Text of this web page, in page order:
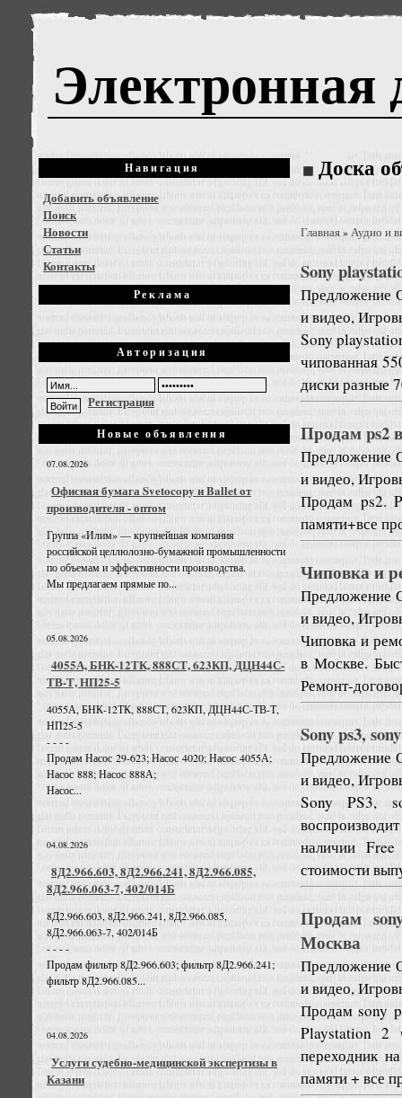
Электронная
Навигация
Добавить объявление
Поиск
Новости
Статьи
Контакты
Реклама
Авторизация
Регистрация
Новые объявления
07.08.2026
Офисная бумага Svetocopy и Ballet от
производителя - оптом
Группа «Илим» — крупнейшая компания
российской целлюлозно-бумажной промышленности
по объемам и эффективности производства.
Мы предлагаем прямые по...
05.08.2026
4055А, БНК-12ТК, 888СТ, 623КП, ДЦН44С-
ТВ-Т, НП25-5
4055А, БНК-12ТК, 888СТ, 623КП, ДЦН44С-ТВ-Т,
НП25-5
- - - -
Продам Насос 29-623; Насос 4020; Насос 4055А;
Насос 888; Насос 888А;
Насос...
04.08.2026
8Д2.966.603, 8Д2.966.241, 8Д2.966.085,
8Д2.966.063-7, 402/014Б
8Д2.966.603, 8Д2.966.241, 8Д2.966.085,
8Д2.966.063-7, 402/014Б
- - - -
Продам фильтр 8Д2.966.603; фильтр 8Д2.966.241;
фильтр 8Д2.966.085...
04.08.2026
Услуги судебно-медицинской экспертизы в
Казани
Доска
Главная»Аудио и
Sony
Предложение
и видео,
Sony
чипованная
диски разные
Продам ps2
Предложение
и видео,
Продам ps2.
памяти+все
Чиповка и
Предложение
и видео,
Чиповка и
в Москве.
Ремонт-
Sony ps3,
Предложение
и видео,
Sony PS3,
наличии
стоимости
Продам
Москва
Предложение
и видео,
Продам sony
Playstation 2
переходник
памяти + все